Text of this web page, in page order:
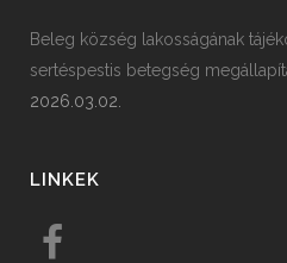
Beleg község lakosságának
sertéspestis betegség
2026.03.02.
LINKEK